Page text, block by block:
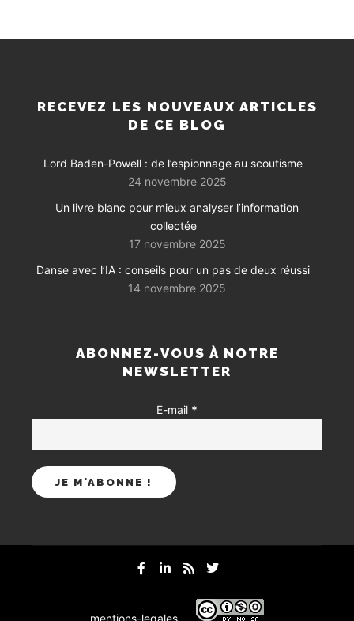
RECEVEZ LES NOUVEAUX ARTICLES
DE CE BLOG
Lord Baden-Powell : de l’espionnage au scoutisme
24 novembre 2025
Un livre blanc pour mieux analyser l’information
collectée
17 novembre 2025
Danse avec l’IA : conseils pour un pas de deux réussi
14 novembre 2025
ABONNEZ-VOUS À NOTRE
NEWSLETTER
E-mail *
mentions-legales